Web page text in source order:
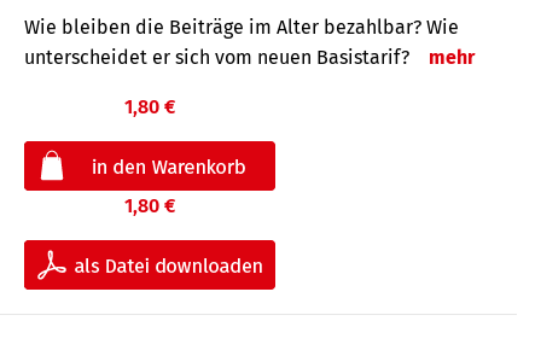
Wie bleiben die Beiträge im Alter bezahlbar? Wie
unterscheidet er sich vom neuen Basistarif?
mehr
1,80 €
1,80 €